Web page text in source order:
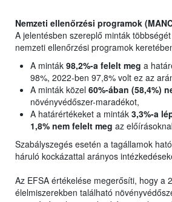
Nemzeti ellenőrzési programok
A jelentésben szereplő minták
nemzeti ellenőrzési programok
A minták 98,2%-a felelt meg a
98%, 2022-ben 97,8% volt ez az
A minták közel 60%-ában (58,4%)
növényvédőszer-maradékot,
A határértékeket a minták 3,3%-a
1,8% nem felelt meg az
Szabályszegés esetén a tagállamok
háruló kockázattal arányos
Az EFSA értékelése megerősíti, hogy a
élelmiszerekben található